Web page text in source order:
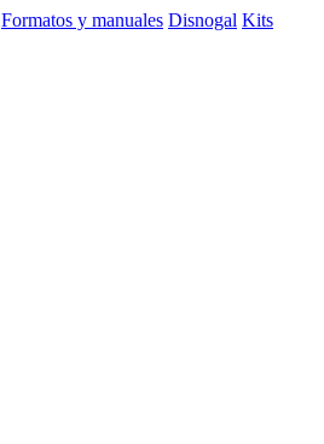
Formatos y manuales Disnogal Kits